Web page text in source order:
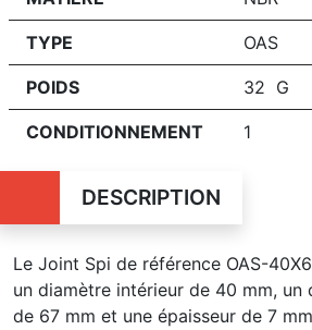
TYPE OAS
POIDS 32 G
CONDITIONNEMENT 1
DESCRIPTION
Le Joint Spi de référence OAS-
un diamètre intérieur de 40 mm, un
de 67 mm et une épaisseur de 7